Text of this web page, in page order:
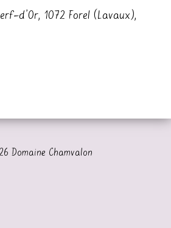
d’Or, 1072 Forel (Lavaux),
Domaine Chamvalon